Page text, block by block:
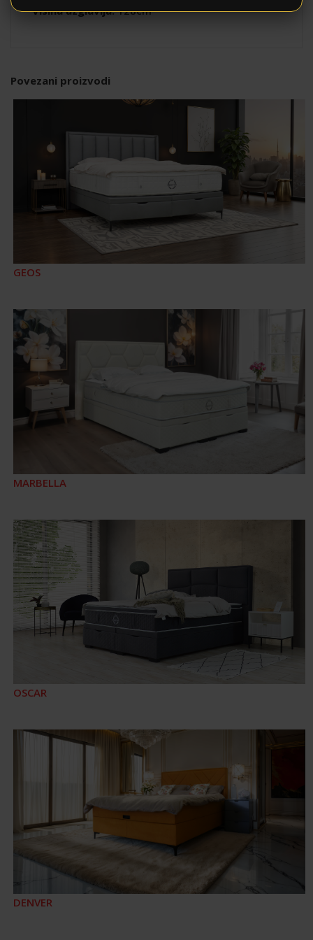
Visina uzglavlja:128cm
Povezani proizvodi
GEOS
MARBELLA
OSCAR
DENVER